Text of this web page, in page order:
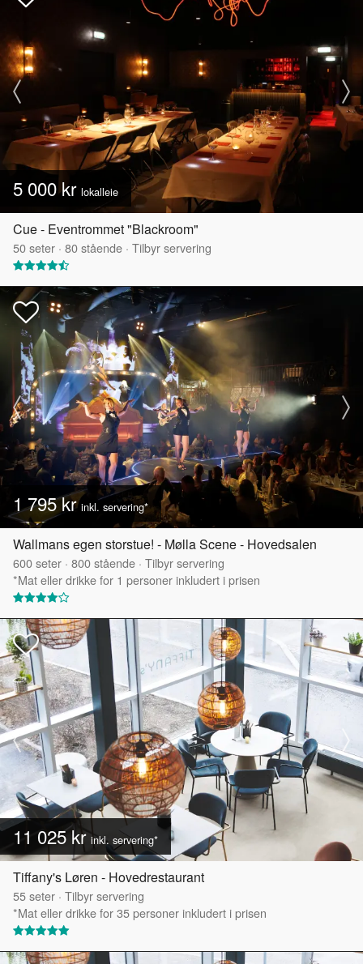
5 000 kr lokalleie
Cue - Eventrommet "Blackroom"
50seter · 80stående · Tilbyr servering
1 795 krinkl. servering*
Wallmans egen storstue! - Mølla Scene - Hovedsalen
600seter · 800stående · Tilbyr servering
*Mat eller drikke for 1 personer inkludert i prisen
11 025 kr inkl. servering*
Tiffany's Løren - Hovedrestaurant
55seter · Tilbyr servering
*Mat eller drikke for 35 personer inkludert i prisen